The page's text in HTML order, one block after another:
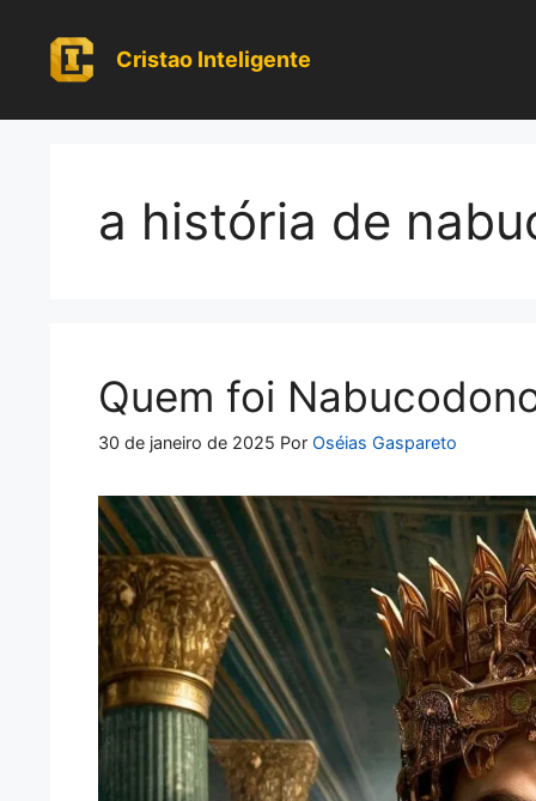
Cristao Inteligente
a história de
Quem foi
30 de janeiro de 2025 Por Oséias Gaspareto